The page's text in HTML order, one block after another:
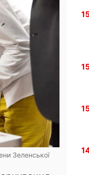
Зеленської